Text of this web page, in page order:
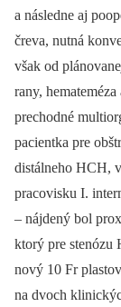
a následne aj
čreva, nutná
však od
rany,
prechodné
pacientka pre
distálneho HCH,
pracovisku I.
–⁠ nájdený bol
ktorý pre stenózu
nový 10 Fr
na dvoch